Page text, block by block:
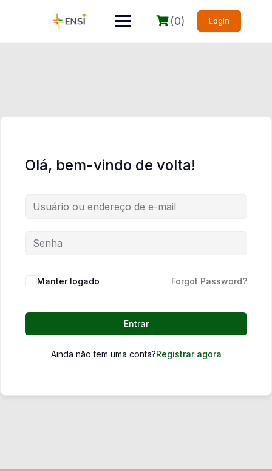
(0) Login
Olá, bem-vindo de volta!
Manter logado Forgot Password?
Entrar
Ainda não tem uma conta?Registrar agora